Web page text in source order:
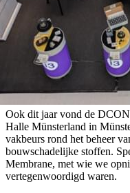
Ook dit jaar vond de
Halle Münsterland in
vakbeurs rond het beheer
bouwschadelijke stoffen.
Membrane, met wie we
vertegenwoordigd waren.